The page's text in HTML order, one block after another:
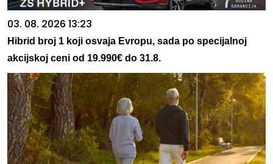
03. 08. 2026 13:23
Hibrid broj 1 koji osvaja Evropu, sada po specijalnoj
akcijskoj ceni od 19.990€ do 31.8.